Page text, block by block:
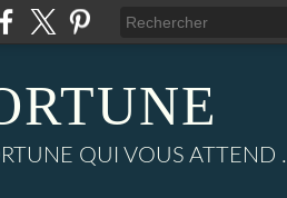
QUI VOUS ATTEND .